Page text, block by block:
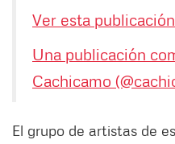
Ver esta
Una publicación
Cachicamo
El grupo de artistas de